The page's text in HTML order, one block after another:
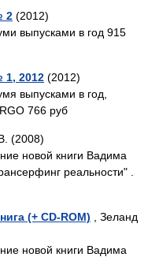
2 (2012)
выпусками в год 915
1, 2012 (2012)
выпусками в год,
766 руб
(2008)
новой книги Вадима
реальности" .
(+ CD-ROM) , Зеланд
новой книги Вадима